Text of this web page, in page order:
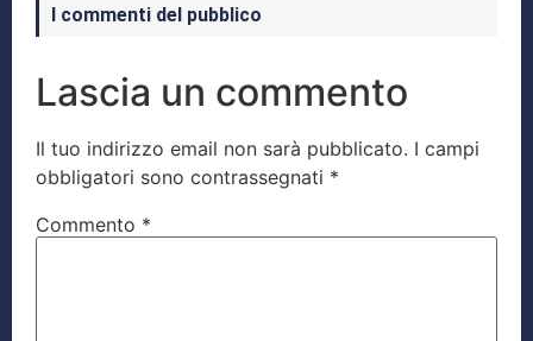
I commenti del pubblico
Lascia un commento
Il tuo indirizzo email non sarà pubblicato. I campi
obbligatori sono contrassegnati *
Commento *